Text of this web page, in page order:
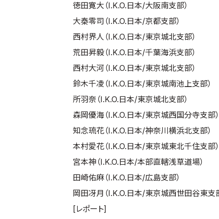
徳田寛大（I.K.O.日本/大阪南支部）
大秦零司（I.K.O.日本/京都支部）
西村界人（I.K.O.日本/東京城北支部）
荒田昇毅（I.K.O.日本/千葉海浜支部）
西村大河（I.K.O.日本/東京城北支部）
鈴木千凌（I.K.O.日本/東京城南池上支部）
所羽奈（I.K.O.日本/東京城北支部）
森岡優海（I.K.O.日本/東京城西国分寺支部）
知念琉花（I.K.O.日本/神奈川横浜北支部）
本村愛花（I.K.O.日本/東京城東北千住支部）
宮本神（I.K.O.日本/本部直轄浅草道場）
田崎佑麻（I.K.O.日本/広島支部）
岡田冴月（I.K.O.日本/東京城西世田谷東支
[レポート]